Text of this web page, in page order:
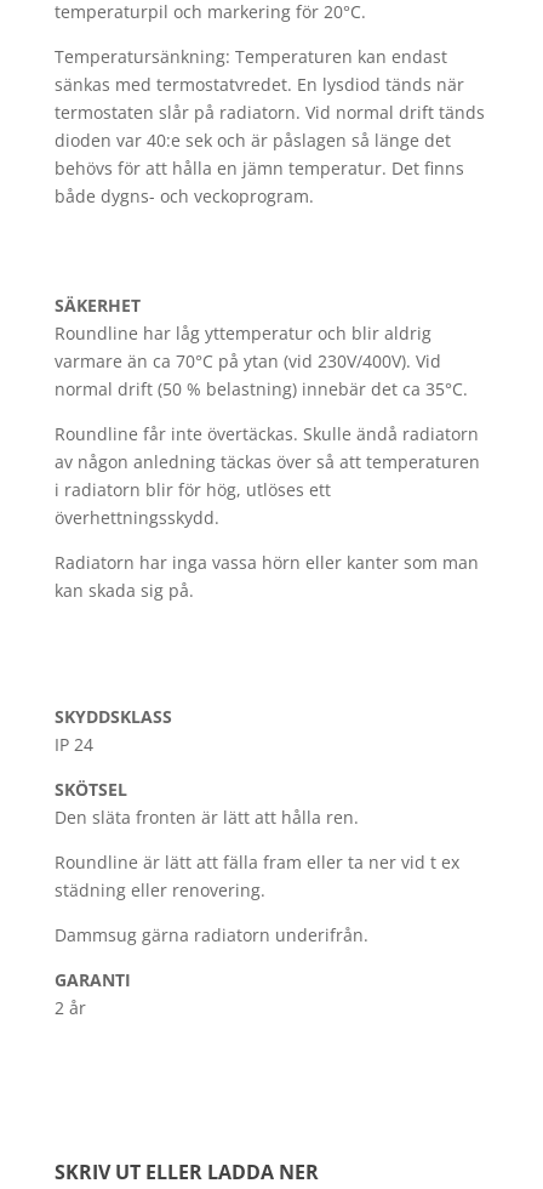
temperaturpil och markering för 20°C.
Temperatursänkning: Temperaturen kan endast
sänkas med termostatvredet. En lysdiod tänds när
termostaten slår på radiatorn. Vid normal drift tänds
dioden var 40:e sek och är påslagen så länge det
behövs för att hålla en jämn temperatur. Det finns
både dygns- och veckoprogram.
SÄKERHET
Roundline har låg yttemperatur och blir aldrig
varmare än ca 70°C på ytan (vid 230V/400V). Vid
normal drift (50 % belastning) innebär det ca 35°C.
Roundline får inte övertäckas. Skulle ändå radiatorn
av någon anledning täckas över så att temperaturen
i radiatorn blir för hög, utlöses ett
överhettningsskydd.
Radiatorn har inga vassa hörn eller kanter som man
kan skada sig på.
SKYDDSKLASS
IP 24
SKÖTSEL
Den släta fronten är lätt att hålla ren.
Roundline är lätt att fälla fram eller ta ner vid t ex
städning eller renovering.
Dammsug gärna radiatorn underifrån.
GARANTI
2 år
SKRIV UT ELLER LADDA NER